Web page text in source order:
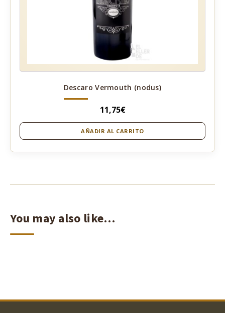
Descaro Vermouth (nodus)
11,75€
AÑADIR AL CARRITO
You may also like…